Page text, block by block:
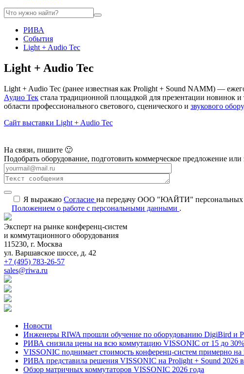
РИВА
События
Light + Audio Tec
Light + Audio Tec
Light + Audio Tec (ранее известная как Prolight + Sound NAMM) —
Аудио Тек стала традиционной площадкой для презентации новинок
области профессионального светового, сценического и звукового
Сайт выставки Light + Audio Tec
На связи, пишите 🙂
Подобрать оборудование, подготовить коммерческое предложение
Я выражаю Согласие на передачу ООО "ЮАЙТИ" персональных
Положением о работе с персональными данными .
Эксперт на рынке конференц-систем
и коммутационного оборудования
115230, г. Москва
ул. Варшавское шоссе, д. 42
+7 (495) 783-26-57
sales@riwa.ru
Новости
Инженеры RIWA прошли обучение по оборудованию DigiBird и
РИВА снизила цены на всю коммутацию VISSONIC от 15 до 30%
VISSONIC поднимает стоимость конференц-систем примерно
РИВА представила решения VISSONIC на Prolight + Sound 2026
Обзор матричных коммутаторов VISSONIC 2026 года